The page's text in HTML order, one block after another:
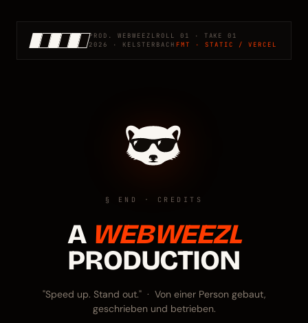
PROD. WEBWEEZL ROLL 01 · TAKE 01
2026 · KELSTERBACH FMT · STATIC / VERCEL
§ END · CREDITS
A WEBWEEZL
PRODUCTION
"Speed up. Stand out." · Von einer Person gebaut,
geschrieben und betrieben.